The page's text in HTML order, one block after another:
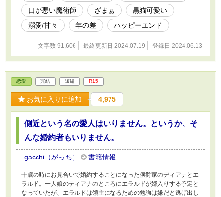
口が悪い魔術師
ざまぁ
黒猫可愛い
溺愛/甘々
年の差 ハッピーエンド
文字数 91,606 最終更新日 2024.07.19 登録日 2024.06.13
恋愛 完結 短編 R15
お気に入りに追加 4,975
側近という名の愛人はいりません。というか、そ
んな婚約者もいりません。
gacchi（がっち） 書籍情報
十歳の時にお見合いで婚約することになった侯爵家のディアナとエ
ラルド。一人娘のディアナのところにエラルドが婿入りする予定と
なっていたが、エラルドは領主になるための勉強は嫌だと逃げ出し